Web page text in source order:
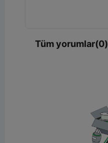
Tüm yorumlar(0)